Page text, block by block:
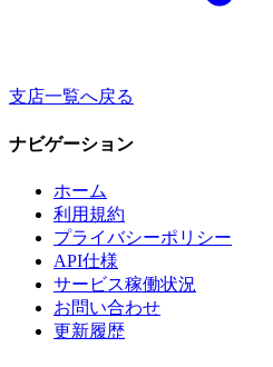
支店一覧へ戻る
ナビゲーション
ホーム
利用規約
プライバシーポリシー
API仕様
サービス稼働状況
お問い合わせ
更新履歴